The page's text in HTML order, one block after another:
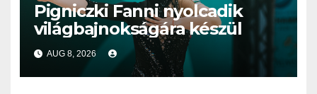
Pigniczki Fanni nyolcadik
világbajnokságára készül
AUG 8, 2026